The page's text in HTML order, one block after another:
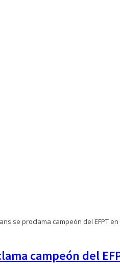
se proclama campeón del EFPT
campeón del